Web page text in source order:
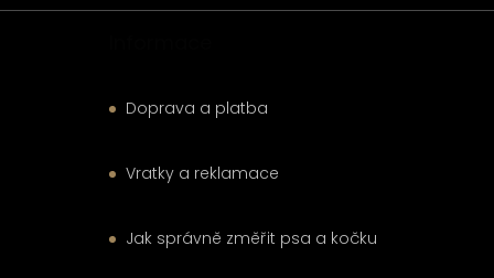
Doprava a platba
Vratky a reklamace
Jak správně změřit psa a kočku